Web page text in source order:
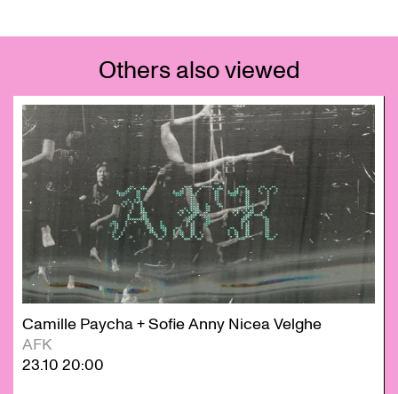
Others also viewed
Skip
Camille Paycha + Sofie Anny Nicea Velghe
AFK
23.10 20:00